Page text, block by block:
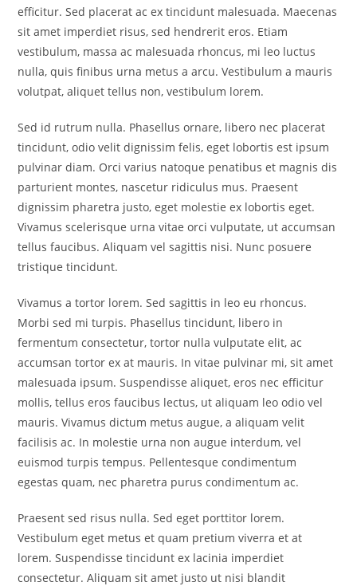
efficitur. Sed placerat ac ex tincidunt malesuada. Maecenas
sit amet imperdiet risus, sed hendrerit eros. Etiam
vestibulum, massa ac malesuada rhoncus, mi leo luctus
nulla, quis finibus urna metus a arcu. Vestibulum a mauris
volutpat, aliquet tellus non, vestibulum lorem.
Sed id rutrum nulla. Phasellus ornare, libero nec placerat
tincidunt, odio velit dignissim felis, eget lobortis est ipsum
pulvinar diam. Orci varius natoque penatibus et magnis dis
parturient montes, nascetur ridiculus mus. Praesent
dignissim pharetra justo, eget molestie ex lobortis eget.
Vivamus scelerisque urna vitae orci vulputate, ut accumsan
tellus faucibus. Aliquam vel sagittis nisi. Nunc posuere
tristique tincidunt.
Vivamus a tortor lorem. Sed sagittis in leo eu rhoncus.
Morbi sed mi turpis. Phasellus tincidunt, libero in
fermentum consectetur, tortor nulla vulputate elit, ac
accumsan tortor ex at mauris. In vitae pulvinar mi, sit amet
malesuada ipsum. Suspendisse aliquet, eros nec efficitur
mollis, tellus eros faucibus lectus, ut aliquam leo odio vel
mauris. Vivamus dictum metus augue, a aliquam velit
facilisis ac. In molestie urna non augue interdum, vel
euismod turpis tempus. Pellentesque condimentum
egestas quam, nec pharetra purus condimentum ac.
Praesent sed risus nulla. Sed eget porttitor lorem.
Vestibulum eget metus et quam pretium viverra et at
lorem. Suspendisse tincidunt ex lacinia imperdiet
consectetur. Aliquam sit amet justo ut nisi blandit